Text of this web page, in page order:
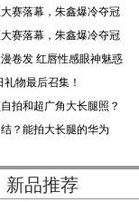
赛落幕，朱鑫爆冷夺冠
赛落幕，朱鑫爆冷夺冠
卷发 红唇性感眼神魅惑
物最后召集！
拍和超广角大长腿照？
？能拍大长腿的华为
新品推荐